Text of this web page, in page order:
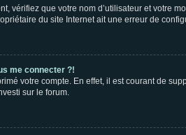
vérifiez que votre nom d’utilisateur et votre
du site Internet ait une erreur de
me connecter ?!
votre compte. En effet, il est courant de
sur le forum.